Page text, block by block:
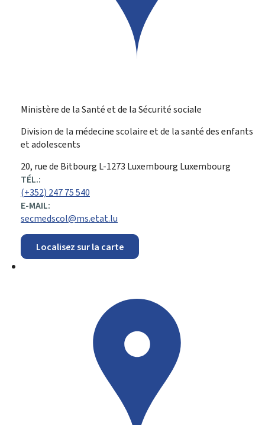
Ministère de la Santé et de la Sécurité sociale
Division de la médecine scolaire et de la santé des enfants
et adolescents
ADRESSE
:
20, rue de Bitbourg L-1273 Luxembourg Luxembourg
TÉL.:
(+352) 247 75 540
E-MAIL:
secmedscol@ms.etat.lu
Localisez sur la carte